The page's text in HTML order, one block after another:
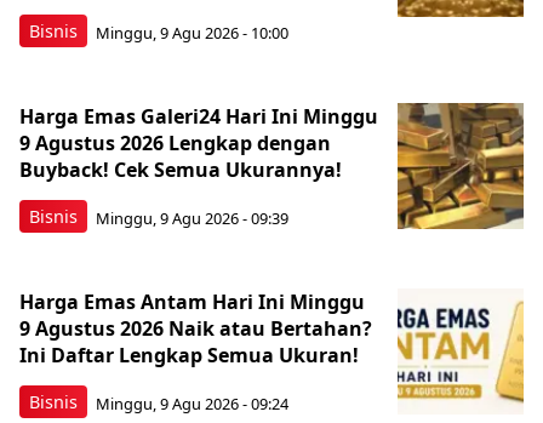
Bisnis Minggu, 9 Agu 2026 - 10:00
Bisnis
Harga Emas Galeri24 Hari Ini Minggu
9 Agustus 2026 Lengkap dengan
Buyback! Cek Semua Ukurannya!
Minggu, 9 Agu 2026 - 09:39
Bisnis
Harga Emas Antam Hari Ini Minggu
9 Agustus 2026 Naik atau Bertahan?
Ini Daftar Lengkap Semua Ukuran!
Minggu, 9 Agu 2026 - 09:24